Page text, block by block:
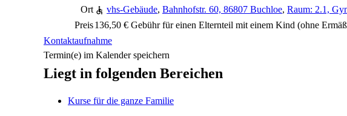
Ort
vhs-Gebäude, Bahnhofstr. 60, 86807 Buchloe, Raum: 2.1,
Preis136,50 € Gebühr für einen Elternteil mit einem Kind (ohne
Kontaktaufnahme
Termin(e) im Kalender speichern
Liegt in folgenden Bereichen
Kurse für die ganze Familie